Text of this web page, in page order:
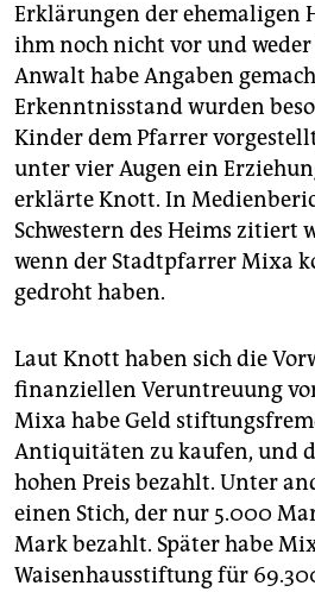
Erklärungen der ehemaligen
ihm noch nicht vor und
Anwalt habe Angaben
Erkenntnisstand wurden
Kinder dem Pfarrer
unter vier Augen ein
erklärte Knott. In
Schwestern des Heims zitiert
wenn der Stadtpfarrer Mixa
gedroht haben.
Laut Knott haben sich die
finanziellen Veruntreuung
Mixa habe Geld
Antiquitäten zu kaufen, und
hohen Preis bezahlt. Unter
einen Stich, der nur 5.000
Mark bezahlt. Später habe
Waisenhausstiftung für